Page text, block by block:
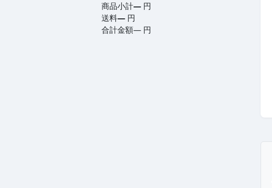
商品小計— 円
送料— 円
合計金額— 円